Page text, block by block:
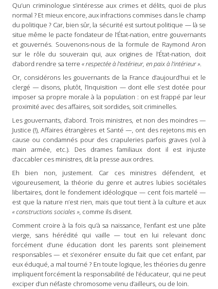
Qu’un criminologue s’intéresse aux crimes et délits, quoi de plus
normal ? Et mieux encore, aux infractions commises dans le champ
du politique ? Car, bien sûr, la sécurité est surtout politique — là se
situe même le pacte fondateur de l’État-nation, entre gouvernants
et gouvernés. Souvenons-nous de la formule de Raymond Aron
sur le rôle du souverain qui, aux origines de l’État-nation, doit
d’abord rendre sa terre « respectée à l’extérieur, en paix à l’intérieur ».
Or, considérons les gouvernants de la France d’aujourd’hui et le
clergé — disons, plutôt, l’Inquisition — dont elle s’est dotée pour
imposer sa propre morale à la population : on est frappé par leur
proximité avec des affaires, soit sordides, soit criminelles.
Les gouvernants, d’abord. Trois ministres, et non des moindres —
Justice (!), Affaires étrangères et Santé —, ont des rejetons mis en
cause ou condamnés pour des crapuleries parfois graves (vol à
main armée, etc.). Des drames familiaux dont il est injuste
d’accabler ces ministres, dit la presse aux ordres.
Eh bien non, justement. Car ces ministres défendent, et
vigoureusement, la théorie du genre et autres lubies sociétales
libertaires, dont le fondement idéologique — cent fois martelé —
est que la nature n’est rien, mais que tout tient à la culture et aux
« constructions sociales », comme ils disent.
Comment croire à la fois qu’à sa naissance, l’enfant est une pâte
vierge, sans hérédité qui vaille — tout en lui relevant donc
forcément d’une éducation dont les parents sont pleinement
responsables — et s’exonérer ensuite du fait que cet enfant, par
eux éduqué, a mal tourné ? En toute logique, les théories du genre
impliquent forcément la responsabilité de l’éducateur, qui ne peut
exciper d’un néfaste chromosome venu d’ailleurs, ou de loin.